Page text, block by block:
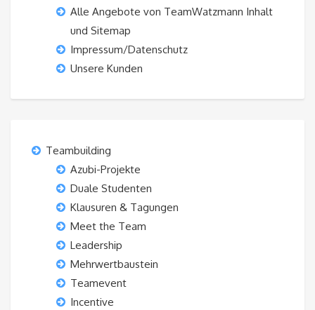
Alle Angebote von TeamWatzmann Inhalt
und Sitemap
Impressum/Datenschutz
Unsere Kunden
Teambuilding
Azubi-Projekte
Duale Studenten
Klausuren & Tagungen
Meet the Team
Leadership
Mehrwertbaustein
Teamevent
Incentive